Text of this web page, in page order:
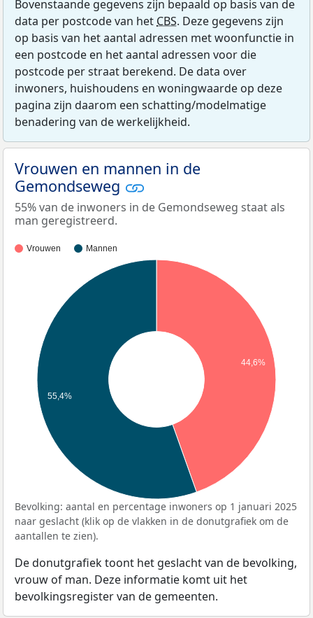
Bovenstaande gegevens zijn bepaald op basis van de
data per postcode van het CBS. Deze gegevens zijn
op basis van het aantal adressen met woonfunctie in
een postcode en het aantal adressen voor die
postcode per straat berekend. De data over
inwoners, huishoudens en woningwaarde op deze
pagina zijn daarom een schatting/modelmatige
benadering van de werkelijkheid.
Vrouwen en mannen in de
Gemondseweg
55% van de inwoners in de Gemondseweg staat als
man geregistreerd.
Vrouwen Mannen
44,6%
55,4%
Bevolking: aantal en percentage inwoners op 1 januari 2025
naar geslacht (klik op de vlakken in de donutgrafiek om de
aantallen te zien).
De donutgrafiek toont het geslacht van de bevolking,
vrouw of man. Deze informatie komt uit het
bevolkingsregister van de gemeenten.